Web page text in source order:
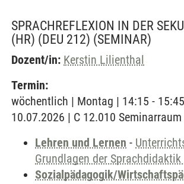
SPRACHREFLEXION IN DER
(HR) (DEU 212) (SEMINAR)
Dozent/in: Kerstin Lilienthal
Termin:
wöchentlich | Montag | 14:15 -
10.07.2026 | C 12.010 Seminarraum
Lehren und Lernen -
Grundlagen der Sprachdidaktik
Sozialpädagogik/